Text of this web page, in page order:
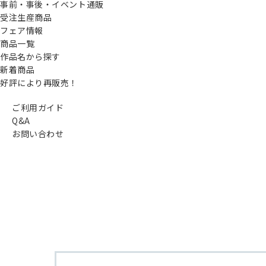
事前・事後・イベント通販
受注生産商品
フェア情報
商品一覧
作品名から探す
新着商品
好評により再販売！
ご利用ガイド
Q&A
お問い合わせ